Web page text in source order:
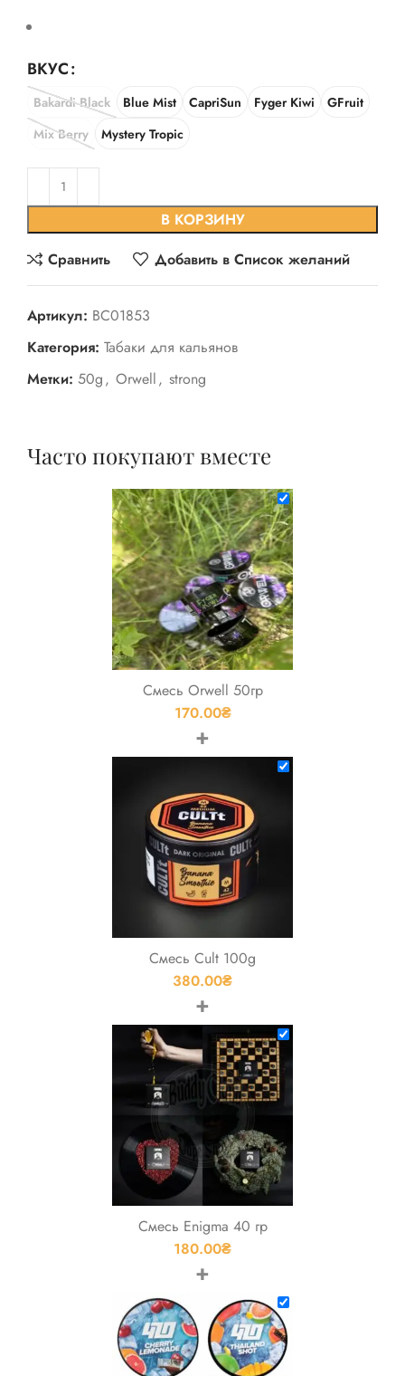
ВКУС
Bakardi Black Blue Mist CapriSun Fyger Kiwi
GFruit
Mix Berry
Mystery Tropic
В КОРЗИНУ
Сравнить
Добавить в Список желаний
Артикул: BC01853
Категория: Табаки для кальянов
Метки: 50g, Orwell, strong
Часто покупают вместе
Смесь Orwell 50гр
170.00₴
+
Смесь Cult 100g
380.00₴
+
Смесь Enigma 40 гр
180.00₴
+